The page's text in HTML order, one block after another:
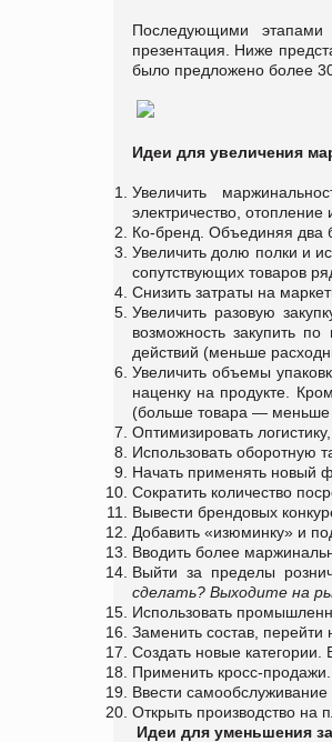
Последующими
презентация. Ниже
было предложено более
Идеи для увеличения
Увеличить
электричество, отопление
Ко-бренд. Объединяя два
Увеличить долю полки и
сопутствующих товаров
Снизить затраты на
Увеличить разовую
возможность закупить
действий (меньше
Увеличить объемы
наценку на продукте.
(больше товара — меньше
Оптимизировать
Использовать оборотную
Начать применять новый
Сократить количество
Вывести брендовых
Добавить «изюминку» и
Вводить более
Выйти за пределы
сделать? Выходите на
Использовать
Заменить состав, перейти
Создать новые категории.
Применить кросс-продажи.
Ввести самообслуживание
Открыть производство на
Идеи для уменьшения